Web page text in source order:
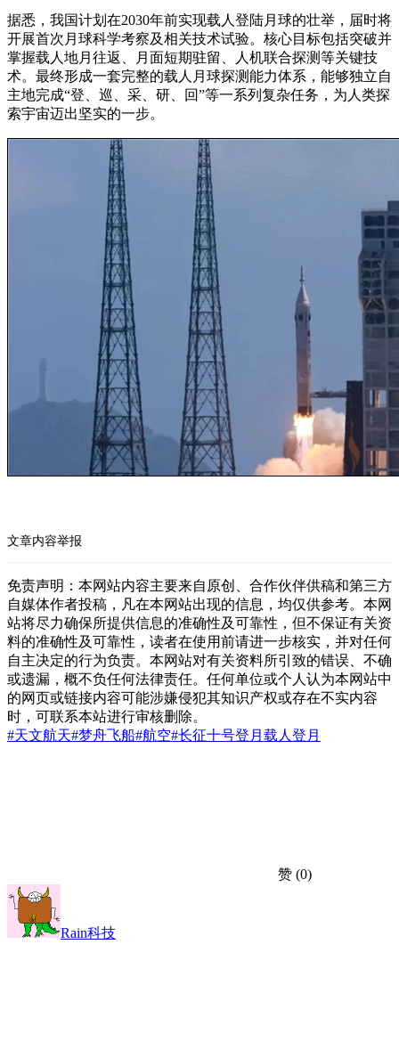
据悉，我国计划在2030年前实现载人登陆月球的壮举，届时将
开展首次月球科学考察及相关技术试验。核心目标包括突破并
掌握载人地月往返、月面短期驻留、人机联合探测等关键技
术。最终形成一套完整的载人月球探测能力体系，能够独立自
主地完成“登、巡、采、研、回”等一系列复杂任务，为人类探
索宇宙迈出坚实的一步。
文章内容举报
免责声明：本网站内容主要来自原创、合作伙伴供稿和第三方
自媒体作者投稿，凡在本网站出现的信息，均仅供参考。本网
站将尽力确保所提供信息的准确性及可靠性，但不保证有关资
料的准确性及可靠性，读者在使用前请进一步核实，并对任何
自主决定的行为负责。本网站对有关资料所引致的错误、不确
或遗漏，概不负任何法律责任。任何单位或个人认为本网站中
的网页或链接内容可能涉嫌侵犯其知识产权或存在不实内容
时，可联系本站进行审核删除。
#天文航天#梦舟飞船#航空#长征十号登月 载人登月
赞 (0)
Rain科技